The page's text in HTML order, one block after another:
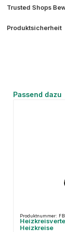
Trusted Shops
Produktsicherheit
Produktgalerie
Passend dazu
Produktnummer:
Heizkreise